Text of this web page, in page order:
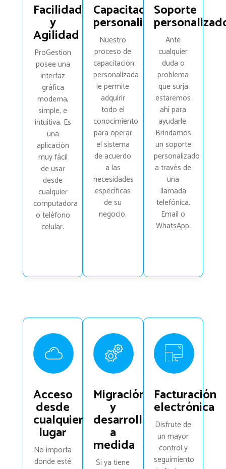
Facilidad
y
Agilidad
ProGestion
posee una
interfaz
gráfica
moderna,
simple, e
intuitiva. Es
una
aplicación
muy fácil
de usar
desde
cualquier
computadora
o teléfono
celular.
Capacitación
personalizada
Nuestro
proceso de
capacitación
personalizada
le permite
adquirir
todo el
conocimiento
para operar
el sistema
de acuerdo
a las
necesidades
específicas
de su
negocio.
Soporte
Ante
cualquier
duda o
problema
que surja
estaremos
ahí para
ayudarle.
Brindamos
un soporte
personalizado
a través de
una
llamada
telefónica,
Email o
WhatsApp.
Acceso
desde
cualquier
lugar
No importa
donde esté
Migración
y
desarrollo
a
medida
Si ya tiene
Facturación
electrónica
Disfrute de
un mayor
control y
seguimiento